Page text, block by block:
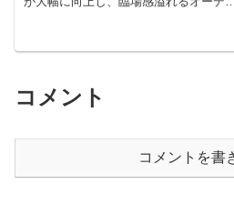
コメント
コメントを書